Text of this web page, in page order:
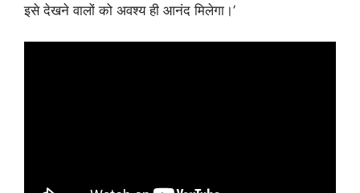
इसे देखने वालों को अवश्‍य ही आनंद मिलेगा।’